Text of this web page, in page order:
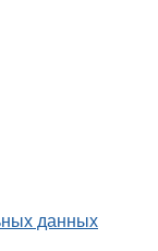
данных